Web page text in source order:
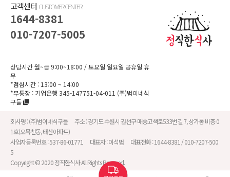
고객센터 CUSTOMER CENTER
1644-8381
010-7207-5005
상담시간 월~금 9:00~18:00 / 토요일 일요일 공휴일 휴
무
*점심시간 : 13:00 ~ 14:00
*무통장 :기업은행 345-147751-04-011 (주)범이네식
구들
회사명 :(주)범이네식구들 주소 :경기도 수원시 권선구 매송고색로533번길 7, 상가동 비층 0
1호(오목천동, 태산아파트)
사업자등록번호 :537-86-01771 대표자 :이석범 대표전화 :1644-8381 / 010-7207-500
5
Copyright © 2020 정직한식사 All Rights Reserved.